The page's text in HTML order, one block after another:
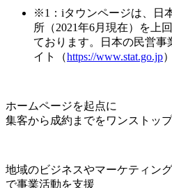
※1：iタウンページは、日
所（2021年6月現在）を上
ております。日本の民営事
イト（https://www.stat.go.jp
ホームページを起点に
集客から成約までをワンストッ
地域のビジネスやマーケティン
で事業活動を支援